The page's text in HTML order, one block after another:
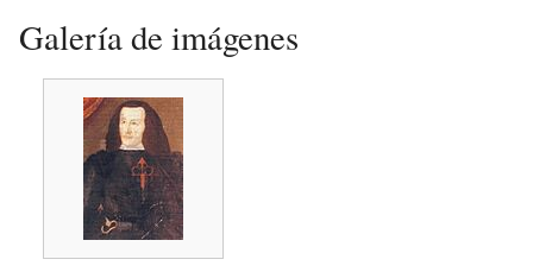
Galería de imágenes